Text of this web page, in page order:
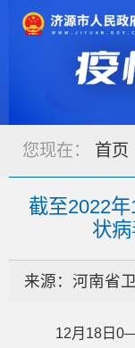
您现在： 首页
截至2022
状
来源：河南省
12月18日